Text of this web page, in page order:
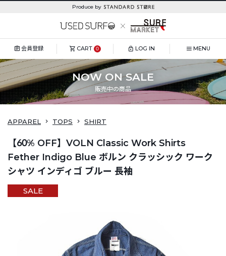
Produce by
会員登録 CART 0 LOG IN MENU
NOW ON SALE
販売中の商品
APPAREL TOPS SHIRT
【60% OFF】VOLN Classic Work Shirts
Fether Indigo Blue ボルン クラッシック ワーク
シャツ インディゴ ブルー 長袖
SALE